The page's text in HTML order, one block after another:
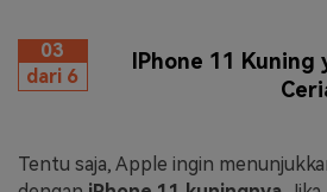
03
dari 6
IPhone 11
Tentu saja, Apple ingin